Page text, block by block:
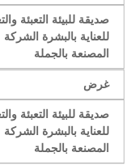
صديقة للبيئة التعبئة والتغليف
للعناية بالبشرة الشركة
المصنعة بالجملة
صديقة للبيئة التعبئة والتغليف
للعناية بالبشرة الشركة
المصنعة بالجملة